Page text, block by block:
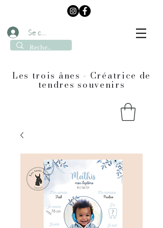
Se connecter
Les trois ânes - Créatrice de
tendres souvenirs